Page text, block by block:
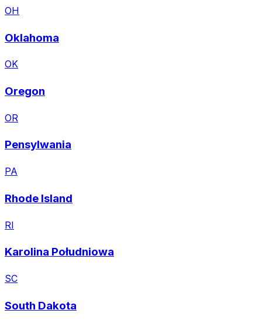
OH
Oklahoma
OK
Oregon
OR
Pensylwania
PA
Rhode Island
RI
Karolina Południowa
SC
South Dakota